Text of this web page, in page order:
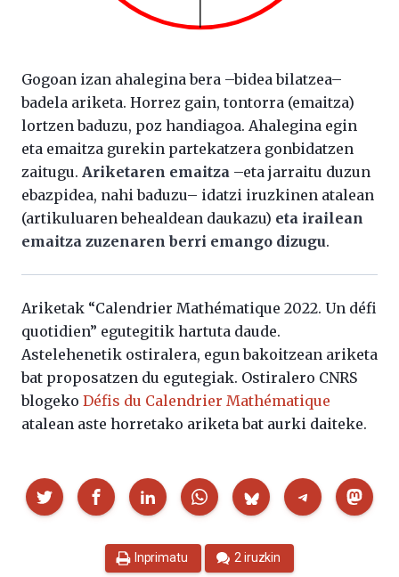
Gogoan izan ahalegina bera –bidea bilatzea–
badela ariketa. Horrez gain, tontorra (emaitza)
lortzen baduzu, poz handiagoa. Ahalegina egin
eta emaitza gurekin partekatzera gonbidatzen
zaitugu. Ariketaren emaitza –eta jarraitu duzun
ebazpidea, nahi baduzu– idatzi iruzkinen atalean
(artikuluaren behealdean daukazu) eta irailean
emaitza zuzenaren berri emango dizugu.
Ariketak “Calendrier Mathématique 2022. Un défi
quotidien” egutegitik hartuta daude.
Astelehenetik ostiralera, egun bakoitzean ariketa
bat proposatzen du egutegiak. Ostiralero CNRS
blogeko Défis du Calendrier Mathématique
atalean aste horretako ariketa bat aurki daiteke.
Partekatu
Inprimatu 2 iruzkin